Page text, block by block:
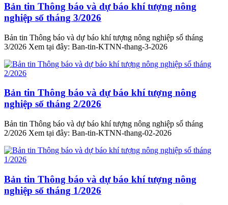
Bản tin Thông báo và dự báo khí tượng nông
nghiệp số tháng 3/2026
Bản tin Thông báo và dự báo khí tượng nông nghiệp số tháng
3/2026 Xem tại đây: Ban-tin-KTNN-thang-3-2026
Bản tin Thông báo và dự báo khí tượng nông
nghiệp số tháng 2/2026
Bản tin Thông báo và dự báo khí tượng nông nghiệp số tháng
2/2026 Xem tại đây: Ban-tin-KTNN-thang-02-2026
Bản tin Thông báo và dự báo khí tượng nông
nghiệp số tháng 1/2026